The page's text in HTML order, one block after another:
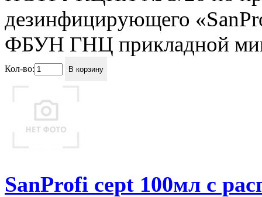
дезинфицирующего
ФБУН ГНЦ прикладной
Кол-во: В корзину
SanProfi cept 100мл с